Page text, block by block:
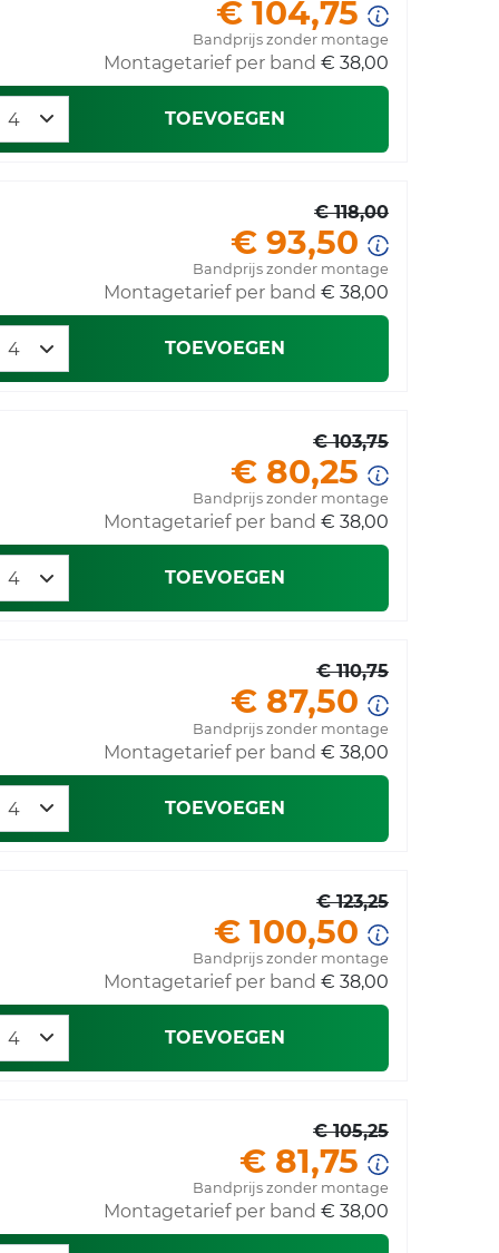
€ 104,75
Bandprijs zonder montage
Montagetarief per band € 38,00
TOEVOEGEN
€ 118,00
€ 93,50
Bandprijs zonder montage
Montagetarief per band € 38,00
TOEVOEGEN
€ 103,75
€ 80,25
Bandprijs zonder montage
Montagetarief per band € 38,00
TOEVOEGEN
€ 110,75
€ 87,50
Bandprijs zonder montage
Montagetarief per band € 38,00
TOEVOEGEN
€ 123,25
€ 100,50
Bandprijs zonder montage
Montagetarief per band € 38,00
TOEVOEGEN
€ 105,25
€ 81,75
Bandprijs zonder montage
Montagetarief per band € 38,00